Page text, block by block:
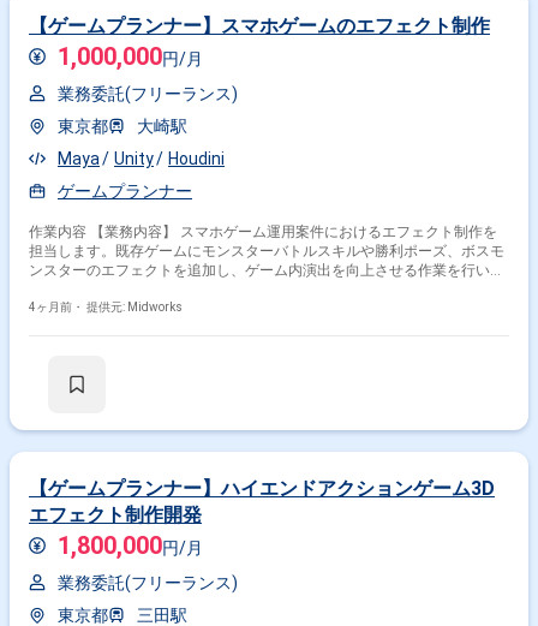
【ゲームプランナー】スマホゲームのエフェクト制作
1,000,000円/月
業務委託(フリーランス)
東京都
大崎駅
Maya
Unity
Houdini
ゲームプランナー
作業内容 【業務内容】 スマホゲーム運用案件におけるエフェクト制作を
担当します。既存ゲームにモンスターバトルスキルや勝利ポーズ、ボスモ
ンスターのエフェクトを追加し、ゲーム内演出を向上させる作業を行いま
Designerを活用した高度なエフェクト制作が求められます。 【作業内容】
エフェクト開発 ・HoudiniやSubstance Designerを使用した高度なエフェ
4ヶ月前・ 提供元: Midworks
【ゲームプランナー】ハイエンドアクションゲーム3D
エフェクト制作開発
1,800,000円/月
業務委託(フリーランス)
東京都
三田駅
特徴で絞り込む
ゲームプランナー × 副業
ゲームプランナー × 在宅・リモート